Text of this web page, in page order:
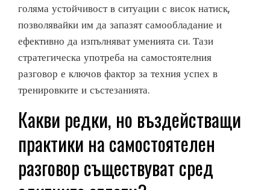
голяма устойчивост в ситуации с висок натиск,
позволявайки им да запазят самообладание и
ефективно да изпълняват уменията си. Тази
стратегическа употреба на самостоятелния
разговор е ключов фактор за техния успех в
тренировките и състезанията.
Какви редки, но въздействащи
практики на самостоятелен
разговор съществуват сред